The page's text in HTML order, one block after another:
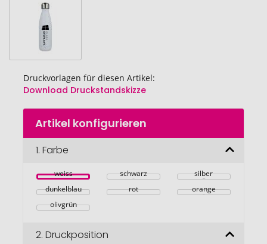
Druckvorlagen für diesen Artikel:
Download Druckstandskizze
Zum
Anfang
Bildgalerie
Artikel konfigurieren
1. Farbe
weiss schwarz
silber
dunkelblau
rot
orange
olivgrün
2. Druckposition